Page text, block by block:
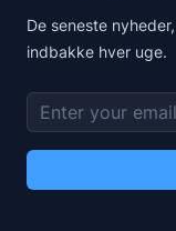
De seneste
indbakke hver uge.
E-mailadresse